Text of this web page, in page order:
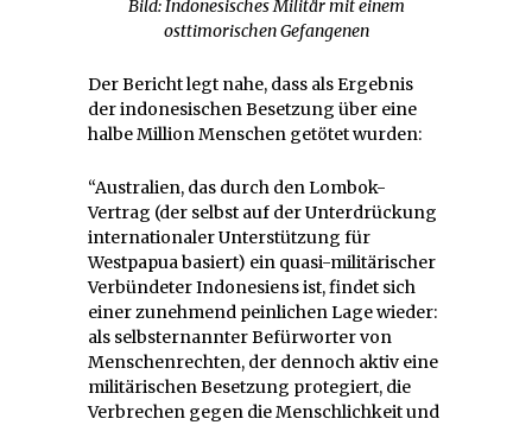
Bild: Indonesisches Militär mit einem
osttimorischen Gefangenen
Der Bericht legt nahe, dass als Ergebnis
der indonesischen Besetzung über eine
halbe Million Menschen getötet wurden:
“Australien, das durch den Lombok-
Vertrag (der selbst auf der Unterdrückung
internationaler Unterstützung für
Westpapua basiert) ein quasi-militärischer
Verbündeter Indonesiens ist, findet sich
einer zunehmend peinlichen Lage wieder:
als selbsternannter Befürworter von
Menschenrechten, der dennoch aktiv eine
militärischen Besetzung protegiert, die
Verbrechen gegen die Menschlichkeit und